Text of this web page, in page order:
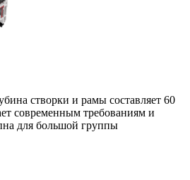
створки и рамы составляет 60
современным требованиям и
для большой группы